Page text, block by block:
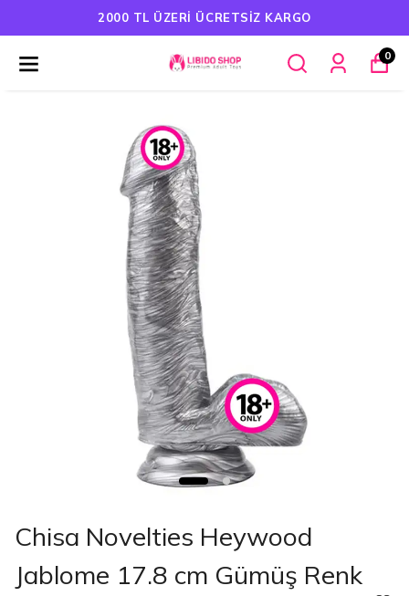
HAVALE ÖDEMELERINDE %5 İNDIRIM
0
Chisa Novelties Heywood
Jablome 17.8 cm Gümüş Renk